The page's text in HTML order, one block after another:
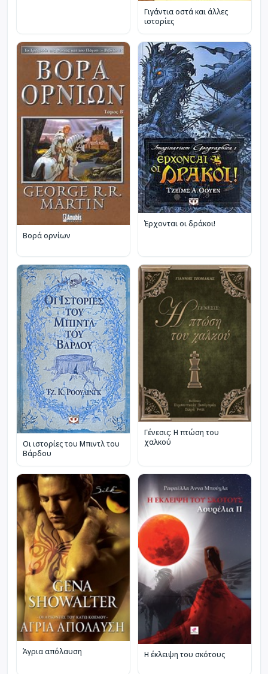
Γιγάντια οστά και άλλες
ιστορίες
Βορά ορνίων
Έρχονται οι δράκοι!
Οι ιστορίες του Μπιντλ του
Βάρδου
Γένεσις: Η πτώση του
χαλκού
Άγρια απόλαυση Η έκλειψη του σκότους